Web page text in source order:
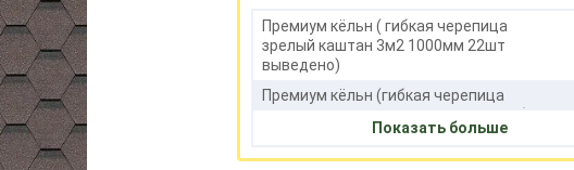
Премиум кёльн ( гибкая черепица
зрелый каштан 3м2 1000мм 22шт
выведено)
Премиум кёльн (гибкая черепица
корица 3м2 1000мм 22шт выведено)
мята 3м2 1000мм 22шт выведено)
Показать больше